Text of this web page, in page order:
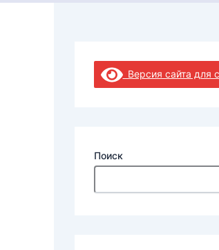
Версия сайта для
Поиск